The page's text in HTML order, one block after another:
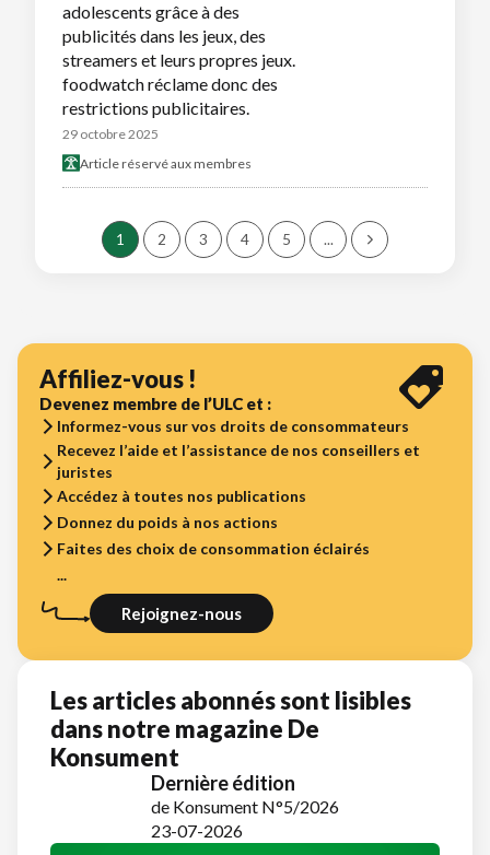
adolescents grâce à des
publicités dans les jeux, des
streamers et leurs propres jeux.
foodwatch réclame donc des
restrictions publicitaires.
29 octobre 2025
Article réservé aux membres
1 2 3 4 5 ...
Affiliez-vous !
Devenez membre de l’ULC et :
Informez-vous sur vos droits de consommateurs
Recevez l’aide et l’assistance de nos conseillers et
juristes
Accédez à toutes nos publications
Donnez du poids à nos actions
Faites des choix de consommation éclairés
...
Rejoignez-nous
Les articles abonnés sont lisibles
dans notre magazine De
Konsument
Dernière édition
de Konsument N°5/2026
23-07-2026